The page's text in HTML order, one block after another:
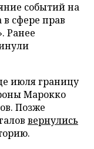
событий на
в сфере прав
Ранее
июля границу
Марокко
Позже
вернулись